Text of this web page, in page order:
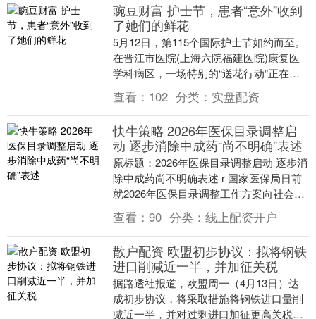
豌豆财富 护士节，患者“意外”收到
了她们的鲜花
5月12日，第115个国际护士节如约而至。
在晋江市医院(上海六院福建医院)康复医
学科病区，一场特别的“送花行动”正在悄
然上演。不同寻常的是，这一次，不是患
者给护....
查看： 102 分类： 实盘配资
快牛策略 2026年医保目录调整启
动 逐步消除中成药“尚不明确”表述
原标题：2026年医保目录调整启动 逐步消
除中成药尚不明确表述 r 国家医保局日前
就2026年医保目录调整工作方案向社会公
开征求意见，标志着一年一度的医保药品
目....
查看： 90 分类： 线上配资开户
散户配资 欧盟初步协议：拟将钢铁
进口削减近一半，并加征关税
据路透社报道，欧盟周一（4月13日）达
成初步协议，将采取措施将钢铁进口量削
减近一半，并对过剩进口加征更高关税，